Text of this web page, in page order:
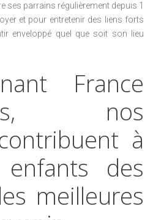
ses parrains régulièrement depuis 1
et pour entretenir des liens forts
enveloppé quel que soit son lieu
France
nos
à
enfants
des
les meilleures